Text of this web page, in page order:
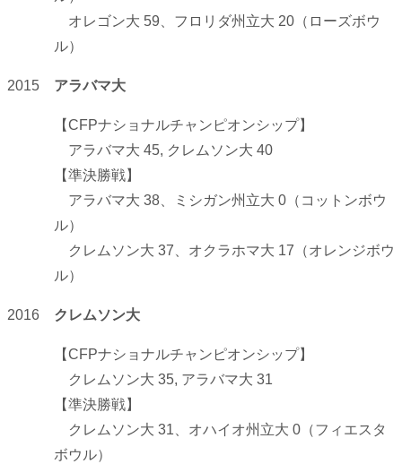
オレゴン大 59、フロリダ州立大 20（ローズボウ
ル）
2015 アラバマ大
【CFPナショナルチャンピオンシップ】
アラバマ大 45, クレムソン大 40
【準決勝戦】
アラバマ大 38、ミシガン州立大 0（コットンボウ
ル）
クレムソン大 37、オクラホマ大 17（オレンジボウ
ル）
2016 クレムソン大
【CFPナショナルチャンピオンシップ】
クレムソン大 35, アラバマ大 31
【準決勝戦】
クレムソン大 31、オハイオ州立大 0（フィエスタ
ボウル）